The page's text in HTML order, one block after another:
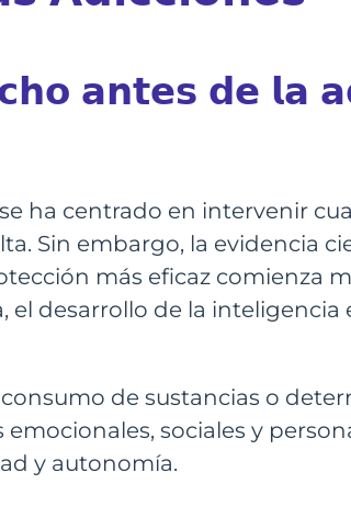
𝗮𝗻𝘁𝗲𝘀 𝗱𝗲 𝗹𝗮
ha centrado en intervenir
Sin embargo, la evidencia
más eficaz comienza
desarrollo de la
de sustancias o
sociales y
y autonomía.